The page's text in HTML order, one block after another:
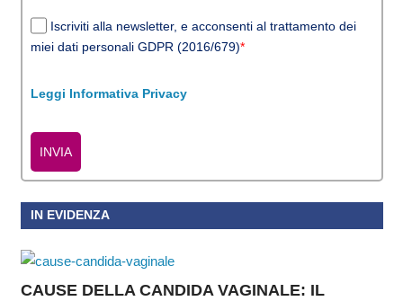
Iscriviti alla newsletter, e acconsenti al trattamento dei
miei dati personali GDPR (2016/679)*
Leggi Informativa Privacy
INVIA
IN EVIDENZA
CAUSE DELLA CANDIDA VAGINALE: IL